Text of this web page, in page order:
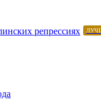
репрессиях